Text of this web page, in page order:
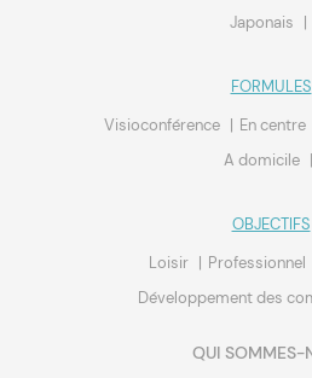
Japonais
FORMULES
Visioconférence
En centre
A domicile
OBJECTIFS
Loisir
Professionnel
Développement des
QUI SOMMES-